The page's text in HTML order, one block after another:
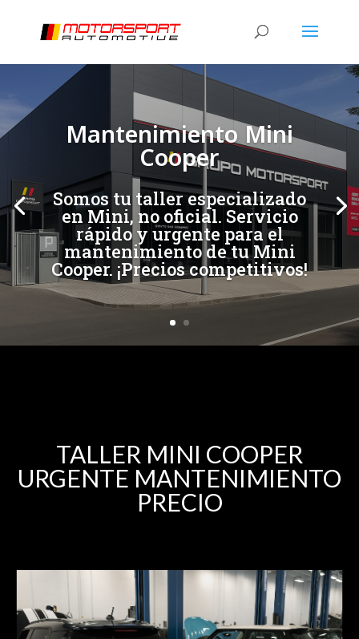
Mantenimiento Mini
Cooper
Somos tu taller especializado
en Mini, no oficial. Servicio
rápido y urgente para el
mantenimiento de tu Mini
Cooper. ¡Precios competitivos!
[/et_pb_slide]
TALLER MINI COOPER
URGENTE MANTENIMIENTO
PRECIO